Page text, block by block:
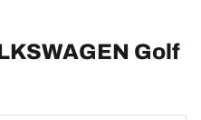
Golf